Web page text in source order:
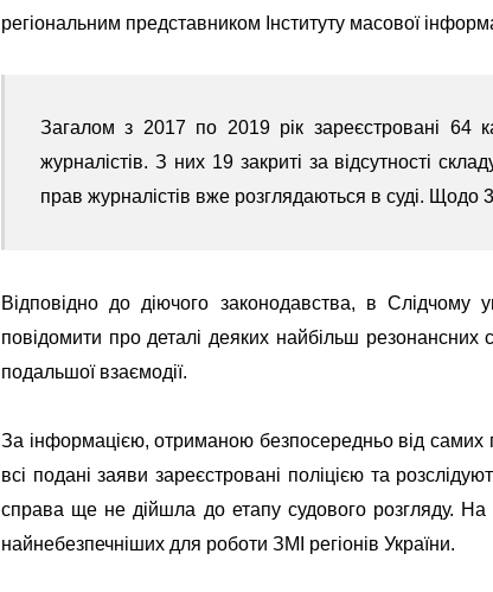
регіональним представником Інституту масової
Загалом з 2017 по 2019 рік зареєстровані 64
журналістів. З них 19 закриті за відсутності
прав журналістів вже розглядаються в суді. Щодо
Відповідно до діючого законодавства, в Слідчому
повідомити про деталі деяких найбільш резонансних
подальшої взаємодії.
За інформацією, отриманою безпосередньо від самих
всі подані заяви зареєстровані поліцією та
справа ще не дійшла до етапу судового розгляду.
найнебезпечніших для роботи ЗМІ регіонів України.